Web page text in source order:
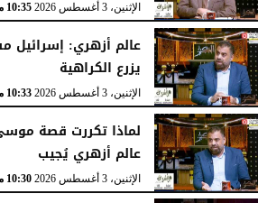
الإثنين، 3 أغسطس 2026 10:35 مـ
عالم أزهري: إسرائيل
يزرع الكراهية
الإثنين، 3 أغسطس 2026 10:33 مـ
لماذا تكررت قصة
عالم أزهري يُجيب
الإثنين، 3 أغسطس 2026 10:30 مـ